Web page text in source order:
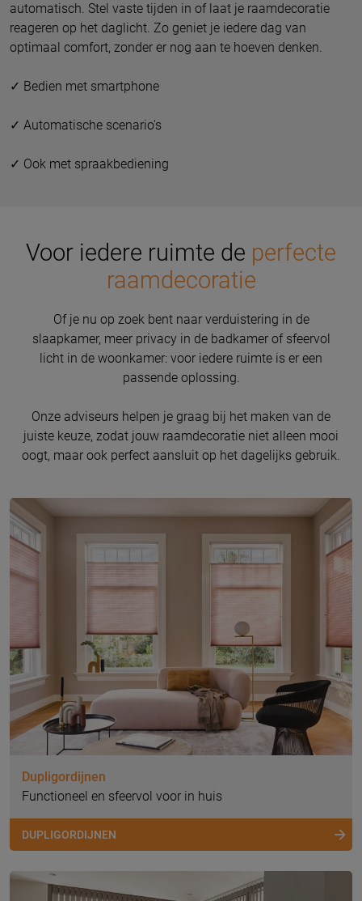
automatisch. Stel vaste tijden in of laat je raamdecoratie
reageren op het daglicht. Zo geniet je iedere dag van
optimaal comfort, zonder er nog aan te hoeven denken.
✓ Bedien met smartphone
✓ Automatische scenario's
✓ Ook met spraakbediening
Voor iedere ruimte de perfecte
raamdecoratie
Of je nu op zoek bent naar verduistering in de
slaapkamer, meer privacy in de badkamer of sfeervol
licht in de woonkamer: voor iedere ruimte is er een
passende oplossing.
Onze adviseurs helpen je graag bij het maken van de
juiste keuze, zodat jouw raamdecoratie niet alleen mooi
oogt, maar ook perfect aansluit op het dagelijks gebruik.
Dupligordijnen
Functioneel en sfeervol voor in huis
DUPLIGORDIJNEN